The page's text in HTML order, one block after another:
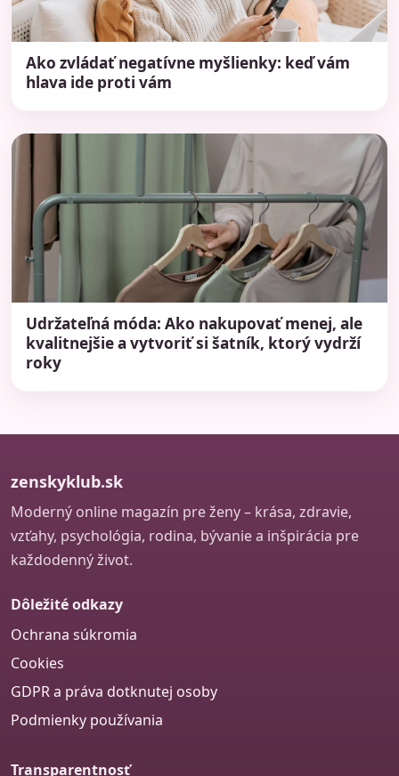
Ako zvládať negatívne myšlienky: keď vám
hlava ide proti vám
Udržateľná móda: Ako nakupovať menej, ale
kvalitnejšie a vytvoriť si šatník, ktorý vydrží
roky
zenskyklub.sk
Moderný online magazín pre ženy – krása, zdravie,
vzťahy, psychológia, rodina, bývanie a inšpirácia pre
každodenný život.
Dôležité odkazy
Ochrana súkromia
Cookies
GDPR a práva dotknutej osoby
Podmienky používania
Transparentnosť